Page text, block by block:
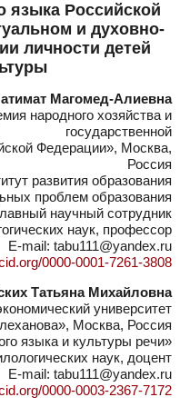
языка Российской
и духовно-
личности детей
Магомед-Алиевна
народного хозяйства и
государственной
Федерации», Москва,
Россия
развития образования
проблем образования
научный сотрудник
наук, профессор
E-mail: tabu111@yandex.ru
0000-0001-7261-3808
Татьяна Михайловна
университет
Москва, Россия
языка и культуры речи»
наук, доцент
E-mail: tabu111@yandex.ru
0000-0003-2367-7172